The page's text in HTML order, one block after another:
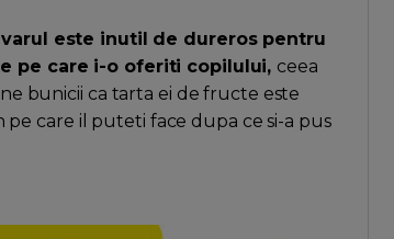
este inutil de dureros pentru
pe care i-o oferiti copilului, ceea
bunicii ca tarta ei de fructe este
care il puteti face dupa ce si-a pus